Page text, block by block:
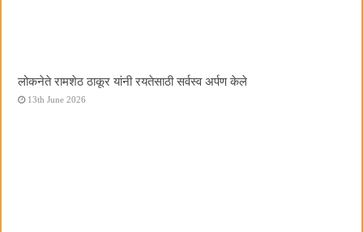
लोकनेते रामशेठ ठाकूर यांनी रयतेसाठी सर्वस्व अर्पण केले
13th June 2026